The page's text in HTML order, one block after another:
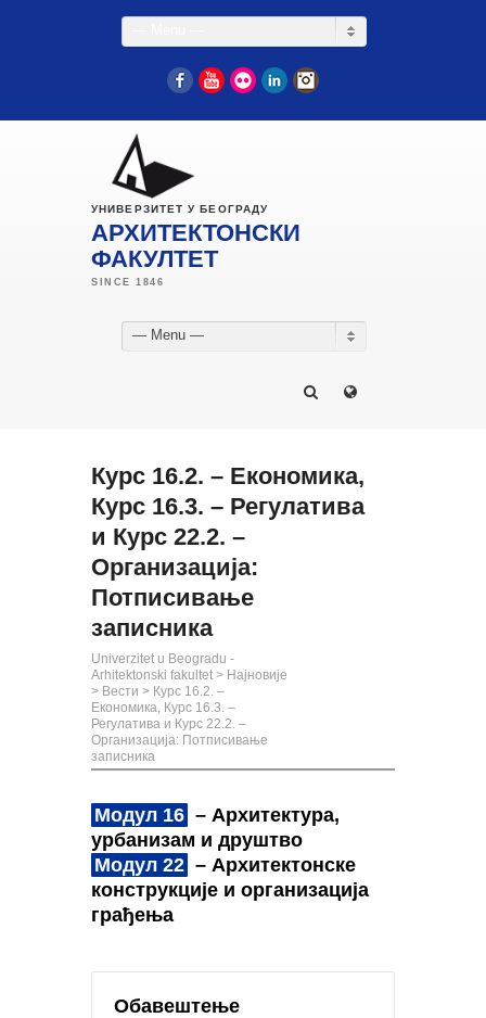
FacebookYouTube
Flickr LinkedIn
УНИВЕРЗИТЕТ У БЕОГРАДУ
АРХИТЕКТОНСКИ
ФАКУЛТЕТ
— Menu —
Курс 16.2. – Економика,
Курс 16.3. – Регулатива
и Курс 22.2. –
Организација:
Потписивање
записника
Univerzitet u Beogradu -
Arhitektonski fakultet > Најновије
> Вести > Курс 16.2. –
Економика, Курс 16.3. –
Регулатива и Курс 22.2. –
Организација: Потписивање
записника
Модул 16 – Архитектура,
урбанизам и друштво
Модул 22 – Архитектонске
конструкције и организација
грађења
Обавештење